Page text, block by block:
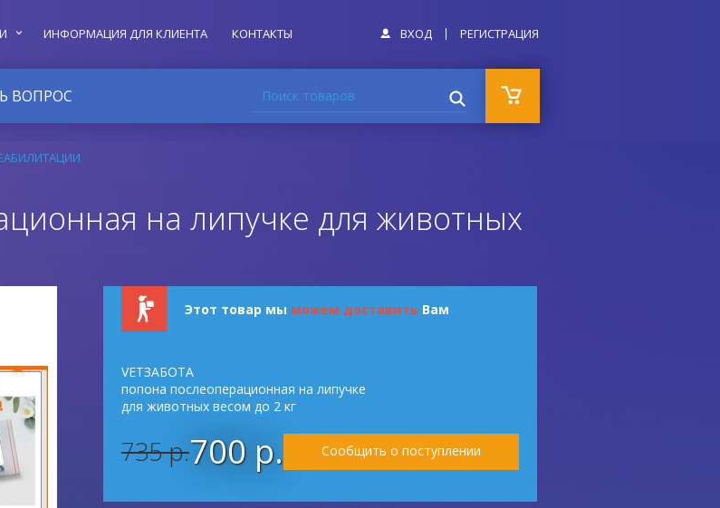
ИНФОРМАЦИЯ ДЛЯ КЛИЕНТА КОНТАКТЫ ВХОД РЕГИСТРАЦИЯ
ВОПРОС Поиск товаров
на липучке для животных
Этот товар мы можем доставить Вам
VETЗАБОТА
попона послеоперационная на липучке
для животных весом до 2 кг
735 р.700 р. Сообщить о поступлении